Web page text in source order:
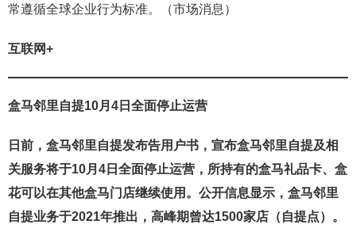
常遵循全球企业行为标准。（市场消息）
互联网+
盒马邻里自提10月4日全面停止运营
日前，盒马邻里自提发布告用户书，宣布盒马邻里自提及相
关服务将于10月4日全面停止运营，所持有的盒马礼品卡、盒
花可以在其他盒马门店继续使用。公开信息显示，盒马邻里
自提业务于2021年推出，高峰期曾达1500家店（自提点）。